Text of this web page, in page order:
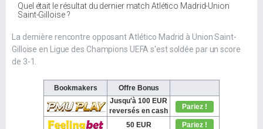
Quel était le résultat du dernier match Atlético Madrid-Union
Saint-Gilloise ?
La dernière rencontre opposant Atlético Madrid à Union Saint-
Gilloise en Ligue des Champions UEFA s'est soldée par un score
de 3-1.